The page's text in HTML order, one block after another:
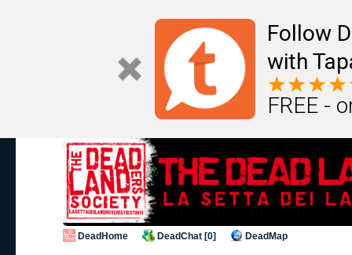
Follow
with
FREE -
DeadHome DeadChat [0] DeadMap